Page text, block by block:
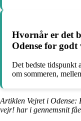
Hvornår er det
Odense for godt
Det bedste tidspunkt
om sommeren,
Artiklen Vejret i Odense:
vejr! har i gennemsnit